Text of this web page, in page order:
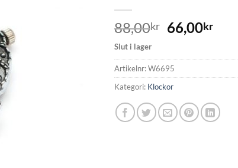
88,00kr 66,00kr
Slut i lager
Artikelnr:W6695
Kategori: Klockor